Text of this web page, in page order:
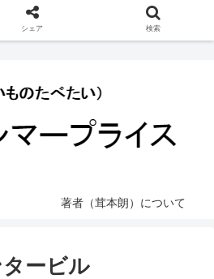
著者（茸本朗）について
ービル
シェア 検索